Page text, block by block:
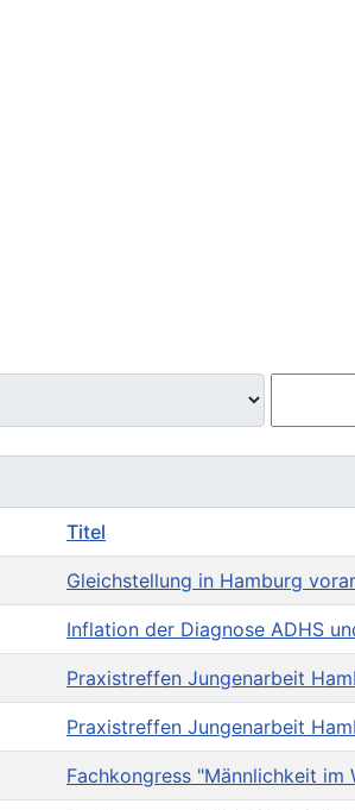
Titel
Gleichstellung in Hamburg
Inflation der Diagnose ADHS
Praxistreffen Jungenarbeit
Praxistreffen Jungenarbeit
Fachkongress "Männlichkeit im